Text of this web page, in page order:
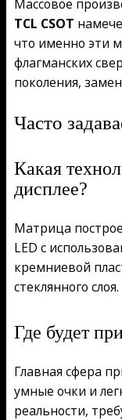
Массовое
TCL CSOT
что именно эти
флагманских
поколения,
Часто
Какая
дисплее?
Матрица
LED с
кремниевой
стеклянного слоя.
Где будет
Главная сфера
умные очки и
реальности,